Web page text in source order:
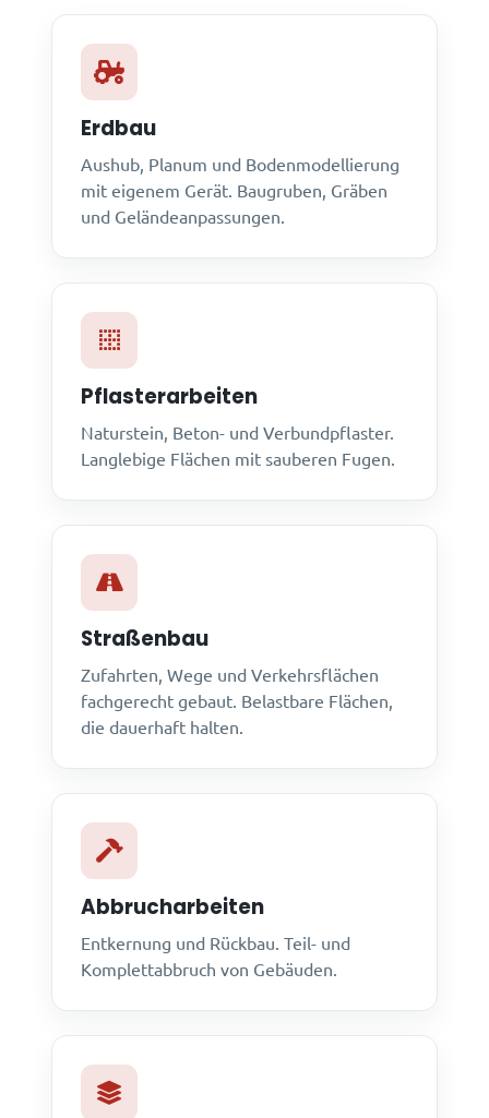
Erdbau
Aushub, Planum und Bodenmodellierung
mit eigenem Gerät. Baugruben, Gräben
und Geländeanpassungen.
Pflasterarbeiten
Naturstein, Beton- und Verbundpflaster.
Langlebige Flächen mit sauberen Fugen.
Straßenbau
Zufahrten, Wege und Verkehrsflächen
fachgerecht gebaut. Belastbare Flächen,
die dauerhaft halten.
Abbrucharbeiten
Entkernung und Rückbau. Teil- und
Komplettabbruch von Gebäuden.